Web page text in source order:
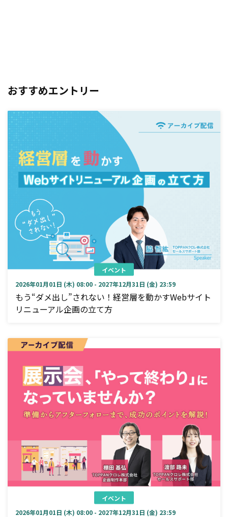
おすすめエントリー
イベント
2026年01月01日 (木) 08:00 - 2027年12月31日 (金) 23:59
もう“ダメ出し”されない！経営層を動かすWebサイト
リニューアル企画の立て方
イベント
2026年01月01日 (木) 08:00 - 2027年12月31日 (金) 23:59